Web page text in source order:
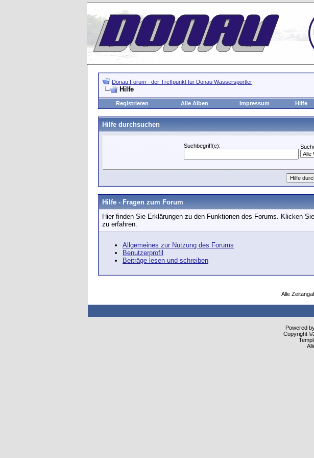
Donau Forum - der Treffpunkt für Donau Wassersportler
Hilfe
Registrieren
Alle Alben Impressum Hilfe
Hilfe durchsuchen
Suchbegriff(e):
Hilfe - Fragen zum Forum
Hier finden Sie Erklärungen zu den Funktionen des Forums. Klicken
zu erfahren.
Allgemeines zur Nutzung des Forums
Benutzerprofil
Beiträge lesen und schreiben
Alle
Powered
Copyright